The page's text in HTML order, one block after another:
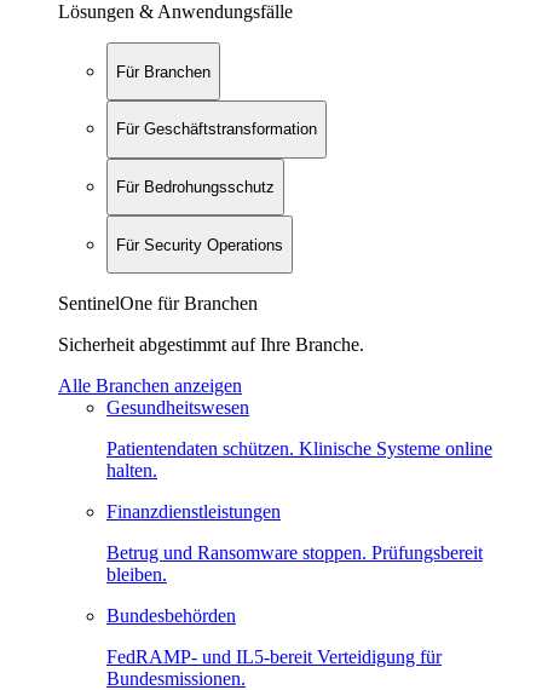
Lösungen & Anwendungsfälle
Für Branchen
Für Geschäftstransformation
Für Bedrohungsschutz
Für Security Operations
SentinelOne für Branchen
Sicherheit abgestimmt auf Ihre Branche.
Alle Branchen anzeigen
Gesundheitswesen
Patientendaten schützen. Klinische Systeme online
halten.
Finanzdienstleistungen
Betrug und Ransomware stoppen. Prüfungsbereit
bleiben.
Bundesbehörden
FedRAMP- und IL5-bereit Verteidigung für
Bundesmissionen.